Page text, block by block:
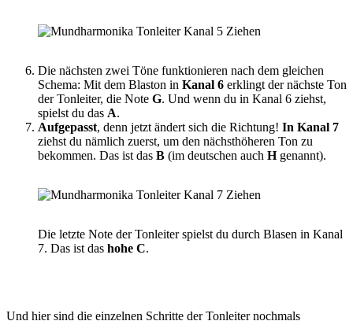
Die nächsten zwei Töne funktionieren nach dem gleichen
Schema: Mit dem Blaston in Kanal 6 erklingt der nächste Ton
der Tonleiter, die Note G. Und wenn du in Kanal 6 ziehst,
spielst du das A.
Aufgepasst, denn jetzt ändert sich die Richtung! In Kanal 7
ziehst du nämlich zuerst, um den nächsthöheren Ton zu
bekommen. Das ist das B (im deutschen auch Hgenannt).
Die letzte Note der Tonleiter spielst du durch Blasen in Kanal
7. Das ist das hohe C.
Und hier sind die einzelnen Schritte der Tonleiter nochmals